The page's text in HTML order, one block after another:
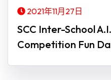
2021年11月27日
SCC Inter-School
Competition Fun